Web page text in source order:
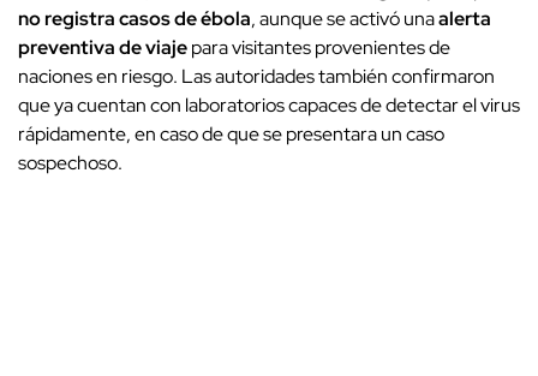
no registra casos de ébola, aunque se activó unaalerta
preventiva de viajepara visitantes provenientes de
naciones en riesgo. Las autoridades también confirmaron
que ya cuentan con laboratorios capaces de detectar el virus
rápidamente, en caso de que se presentara un caso
sospechoso.